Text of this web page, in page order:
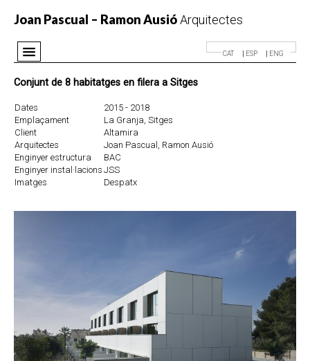
Joan Pascual – Ramon AusióArquitectes
Premis
Notícies
Contacte
CAT ESP ENG
Conjunt de 8 habitatges en filera a Sitges
Dates
2015 - 2018
Emplaçament
La Granja, Sitges
Client
Altamira
Arquitectes
Joan Pascual, Ramon Ausió
Enginyer estructura
BAC
Enginyer instal·lacions JSS
Imatges
Despatx